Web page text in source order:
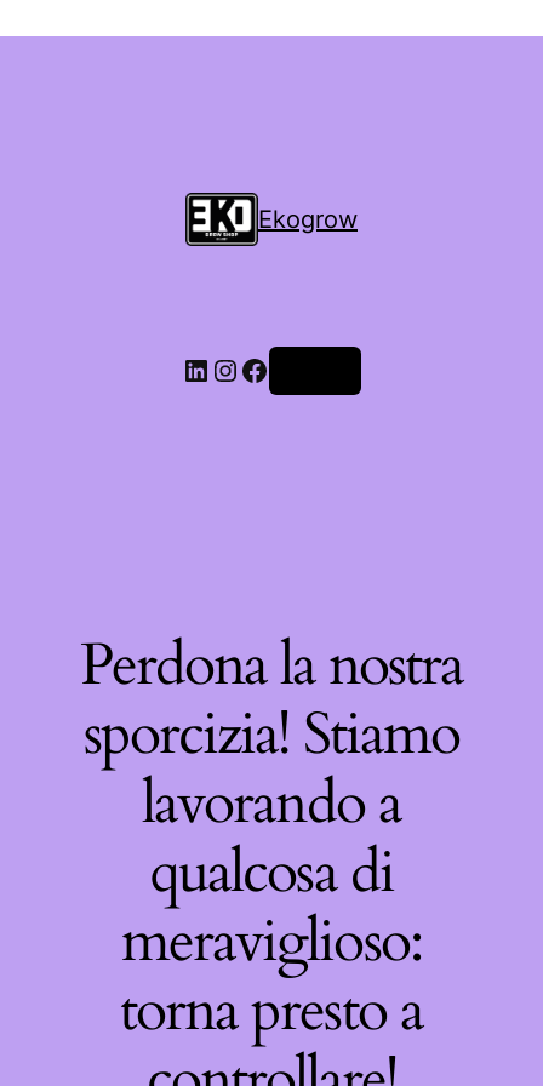
Ekogrow
Perdona la nostra
sporcizia! Stiamo
lavorando a
qualcosa di
meraviglioso:
torna presto a